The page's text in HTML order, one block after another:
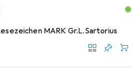
MARK Gr.L.Sartorius